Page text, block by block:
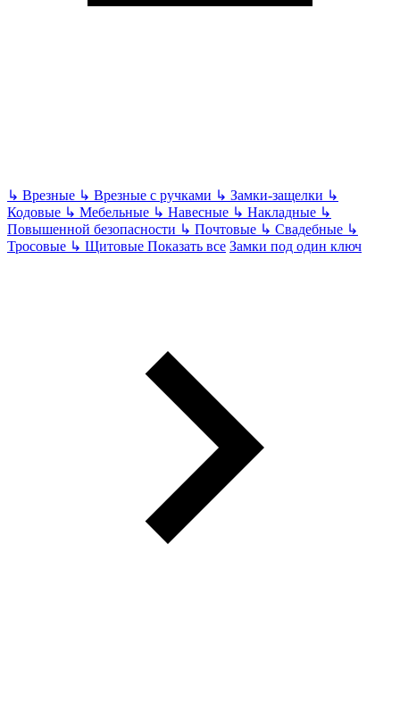
↳ Врезные ↳ Врезные с ручками ↳ Замки-защелки ↳
Кодовые ↳ Мебельные ↳ Навесные ↳ Накладные ↳
Повышенной безопасности ↳ Почтовые ↳ Свадебные ↳
Тросовые ↳ Щитовые Показать все Замки под один ключ